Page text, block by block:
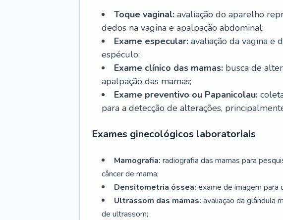
Toque vaginal: avaliação do aparelho
dedos na vagina e apalpação abdominal;
Exame especular: avaliação da vagina e
espéculo;
Exame clínico das mamas: busca de
apalpação das mamas;
Exame preventivo ou Papanicolau:
para a detecção de alterações,
Exames ginecológicos laboratoriais
Mamografia: radiografia das mamas para
câncer de mama;
Densitometria óssea: exame de imagem
Ultrassom das mamas: avaliação da glândula
de ultrassom;